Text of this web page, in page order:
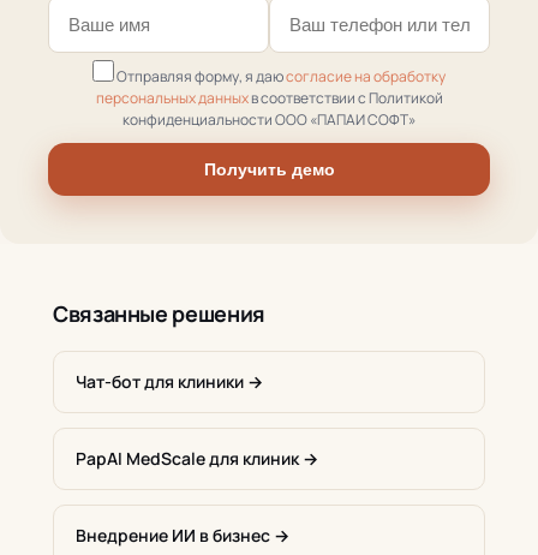
Отправляя форму, я даюсогласие на обработку
персональных данныхв соответствии с Политикой
конфиденциальности ООО «ПАПАИ СОФТ»
Получить демо
Связанные решения
Чат-бот для клиники →
PapAI MedScale для клиник →
Внедрение ИИ в бизнес →